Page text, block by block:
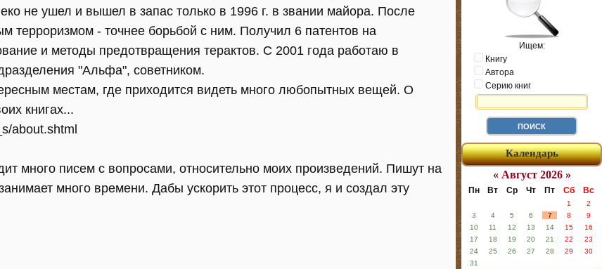
не ушел и вышел в запас только в 1996 г. в звании майора. После
терроризмом - точнее борьбой с ним. Получил 6 патентов на
и методы предотвращения терактов. С 2001 года работаю в
"Альфа", советником.
местам, где приходится видеть много любопытных вещей. О
книгах...
about.shtml
много писем с вопросами, относительно моих произведений. Пишут на
много времени. Дабы ускорить этот процесс, я и создал эту
Ищем:
Книгу
Автора
Серию книг
Календарь
« Август 2026 »
Пн Вт Ср Чт Пт Сб Вс
1
2
3
4 5 6 7 8
9
10
11 12 13 14 15
16
17
18 19 20 21 22
23
24
25 26 27 28 29
30
31